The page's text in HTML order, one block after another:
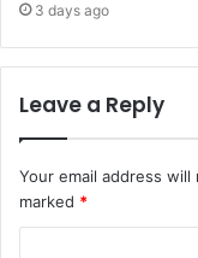
3 days ago
Leave a Reply
Your email address
marked *